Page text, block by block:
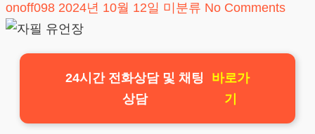
onoff098 2024년 10월 12일 미분류 No Comments
24시간 전화상담 및 채팅
상담
바로가
기